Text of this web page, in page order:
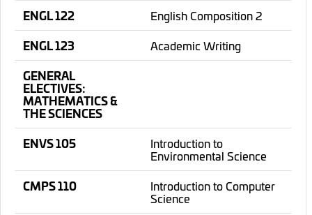
ENGL 122
English Composition 2
ENGL 123
Academic Writing
GENERAL
ELECTIVES:
MATHEMATICS &
THE SCIENCES
ENVS 105
Introduction to
Environmental Science
CMPS 110
Introduction to Computer
Science